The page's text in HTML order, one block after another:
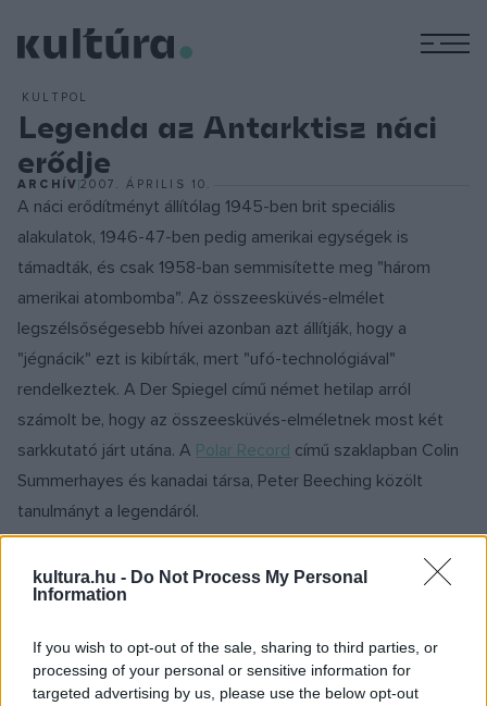
kultura.hu - Do Not Process My Personal
Information
If you wish to opt-out of the sale, sharing to third parties, or
processing of your personal or sensitive information for
targeted advertising by us, please use the below opt-out
KULTPOL
Legenda az Antarktisz náci
erődje
ARCHÍV2007. ÁPRILIS 10.
A náci erődítményt állítólag 1945-ben brit speciális
alakulatok, 1946-47-ben pedig amerikai egységek is
támadták, és csak 1958-ban semmisítette meg "három
amerikai atombomba". Az összeesküvés-elmélet
legszélsőségesebb hívei azonban azt állítják, hogy a
"jégnácik" ezt is kibírták, mert "ufó-technológiával"
rendelkeztek. A Der Spiegel című német hetilap arról
számolt be, hogy az összeesküvés-elméletnek most két
sarkkutató járt utána. A Polar Record című szaklapban Colin
Summerhayes és kanadai társa, Peter Beeching közölt
tanulmányt a legendáról.
A Spiegel Online-nak nyilatkozva Summerhayes elmondta,
hogy azért kezdte tanulmányozni a kérdést, mert úgy vélte:
Ha beírjuk a Google keresőbe a náci és Antarktisz szavakat
több mint 800 ezer találatot kapunk. A történet